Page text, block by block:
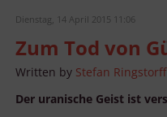
Dienstag, 14 April 2015 11:06
Zum Tod von
Written by Stefan Ringstorff
Der uranische Geist ist